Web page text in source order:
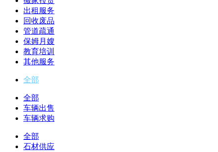
出租服务
回收废品
管道疏通
保姆月嫂
教育培训
其他服务
全部
全部
车辆出售
车辆求购
全部
石材供应